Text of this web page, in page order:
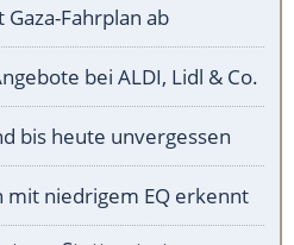
Fahrplan ab
bei ALDI, Lidl & Co.
bis heute unvergessen
mit niedrigem EQ erkennt